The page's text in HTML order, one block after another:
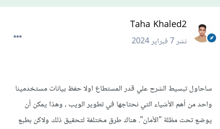
Taha Khaled2
نشر7 فبراير 2024
ساحاول تبسيط الشرح علي قدر المستطاع اولا حفظ بيانات مستخدمينا
واحد من أهم الأشياء التي نحتاجها في تطوير الويب ، وهذا يمكن أن
يوضع تحت مظلة "الأمان". هناك طرق مختلفة لتحقيق ذلك ولاكن بطبع